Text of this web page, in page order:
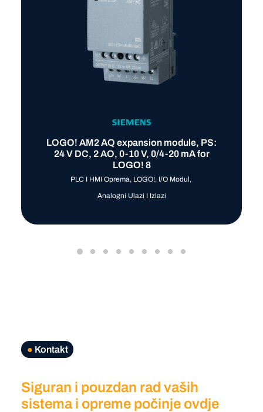
LOGO! AM2 AQ expansion module, PS:
24 V DC, 2 AO, 0-10 V, 0/4-20 mA for
LOGO! 8
PLC I HMI Oprema, LOGO!, I/O Modul,
Analogni Ulazi I Izlazi
● Kontakt
Siguran i pouzdan rad vaših
sistema i opreme počinje ovdje